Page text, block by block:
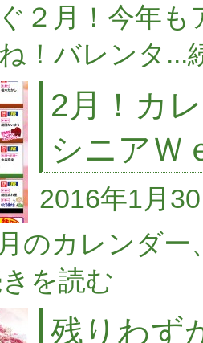
２月！今年
！バレンタ...
2月！カ
シニアＷ
2016年1月
のカレンダ
を読む
残りわず